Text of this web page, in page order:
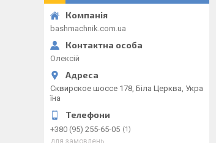
bashmachnik.com.ua
Олексій
Сквирское шоссе 178, Біла Церква, Укра
їна
+380 (95) 255-65-05 1
для замовлень